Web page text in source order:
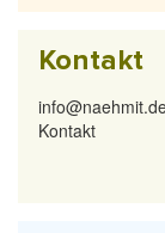
Kontakt
Kontakt